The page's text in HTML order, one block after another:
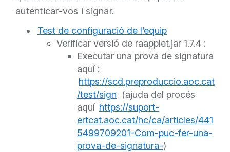
autenticar-vos i signar.
Test de configuració de l’equip
Verificar versió de raapplet.jar 1.7.4 :
Executar una prova de signatura
aquí :
https://scd.preproduccio.aoc.cat
/test/sign (ajuda del procés
aquí https://suport-
ertcat.aoc.cat/hc/ca/articles/441
5499709201-Com-puc-fer-una-
prova-de-signatura-)